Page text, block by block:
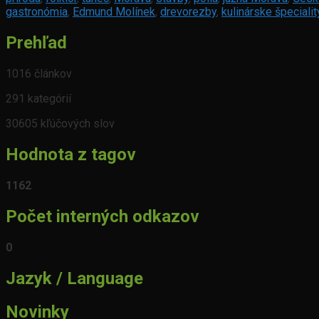
gastronómia, Edmund Molínek, drevorezby, kulinárske
Prehľad
1016 článkov
291 kategórií
30605 kľúčových slov
Hodnota z tagov
1162
Počet interných odkazov
0
Jazyk / Language
Novinky